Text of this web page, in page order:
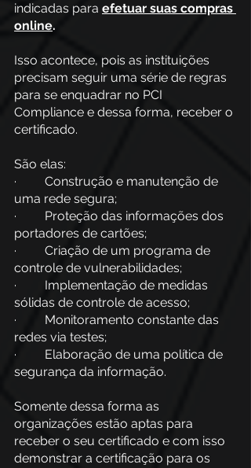
indicadas para efetuar suas compras
online.
Isso acontece, pois as instituições
precisam seguir uma série de regras
para se enquadrar no PCI
Compliance e dessa forma, receber o
certificado.
São elas:
·         Construção e manutenção de
uma rede segura;
·         Proteção das informações dos
portadores de cartões;
·         Criação de um programa de
controle de vulnerabilidades;
·         Implementação de medidas
sólidas de controle de acesso;
·         Monitoramento constante das
redes via testes;
·         Elaboração de uma política de
segurança da informação.
Somente dessa forma as
organizações estão aptas para
receber o seu certificado e com isso
demonstrar a certificação para os